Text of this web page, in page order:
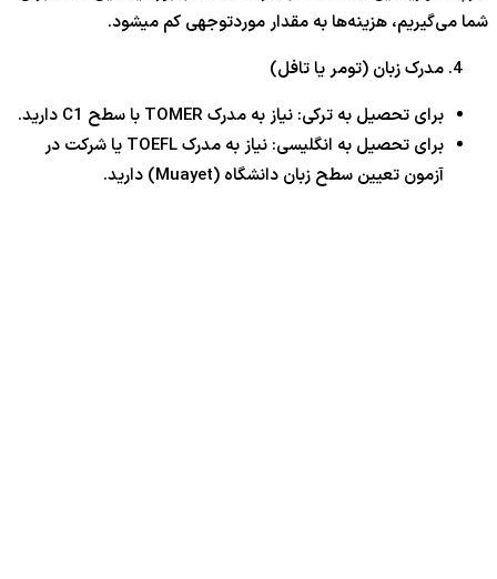
شما می‌گیریم، هزینه‌ها به مقدار موردتوجهی کم میشود.
مدرک زبان (تومر یا تافل)
برای تحصیل به ترکی: نیاز به مدرک TOMER با سطح C1 دارید.
برای تحصیل به انگلیسی: نیاز به مدرک TOEFL یا شرکت در
آزمون تعیین سطح زبان دانشگاه (Muayet) دارید.